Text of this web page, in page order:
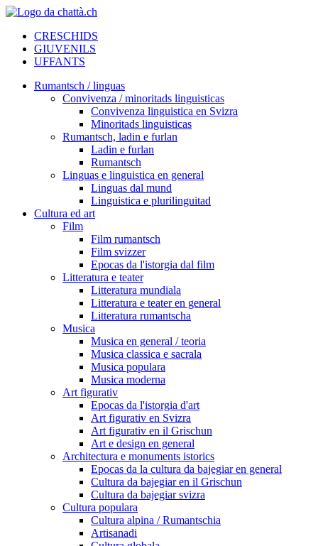
CRESCHIDS
GIUVENILS
UFFANTS
Rumantsch / linguas
Convivenza / minoritads linguisticas
Convivenza linguistica en Svizra
Minoritads linguisticas
Rumantsch, ladin e furlan
Ladin e furlan
Rumantsch
Linguas e linguistica en general
Linguas dal mund
Linguistica e plurilinguitad
Cultura ed art
Film
Film rumantsch
Film svizzer
Epocas da l'istorgia dal film
Litteratura e teater
Litteratura mundiala
Litteratura e teater en general
Litteratura rumantscha
Musica
Musica en general / teoria
Musica classica e sacrala
Musica populara
Musica moderna
Art figurativ
Epocas da l'istorgia d'art
Art figurativ en Svizra
Art figurativ en il Grischun
Art e design en general
Architectura e monuments istorics
Epocas da la cultura da bajegiar en general
Cultura da bajegiar en il Grischun
Cultura da bajegiar svizra
Cultura populara
Cultura alpina / Rumantschia
Artisanadi